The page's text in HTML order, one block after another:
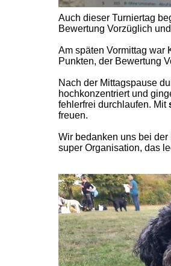
Auch dieser Turniertag
Bewertung Vorzüglich
Am späten Vormittag war
Punkten, der Bewertung
Nach der Mittagspause
hochkonzentriert und
fehlerfrei durchlaufen. Mit
freuen.
Wir bedanken uns bei
super Organisation, das